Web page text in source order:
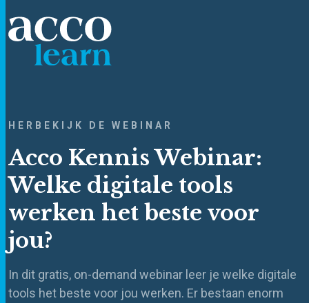
HERBEKIJK DE WEBINAR
Acco Kennis Webinar:
Welke digitale tools
werken het beste voor
jou?
In dit gratis, on-demand webinar leer je welke digitale
tools het beste voor jou werken. Er bestaan enorm